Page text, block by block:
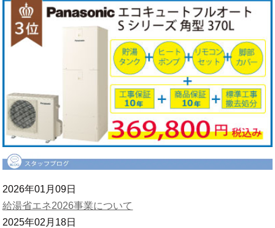
2026年01月09日
給湯省エネ2026事業について
2025年02月18日